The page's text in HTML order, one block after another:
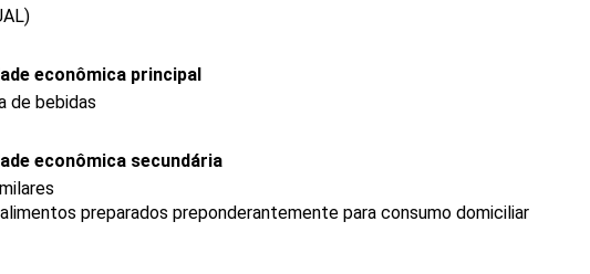
econômica principal
de bebidas
econômica secundária
preparados preponderantemente para consumo domiciliar